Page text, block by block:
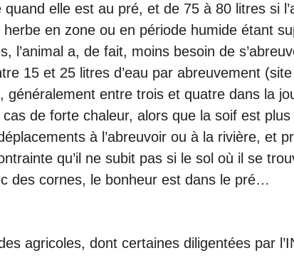
quand elle est au pré, et de 75 à 80 litres si
herbe en zone ou en période humide étant
l’animal a, de fait, moins besoin de
15 et 25 litres d’eau par abreuvement
généralement entre trois et quatre dans la
cas de forte chaleur, alors que la soif est
à l’abreuvoir ou à la rivière, et
qu’il ne subit pas si le sol où il se
des cornes, le bonheur est dans le pré…
agricoles, dont certaines diligentées par